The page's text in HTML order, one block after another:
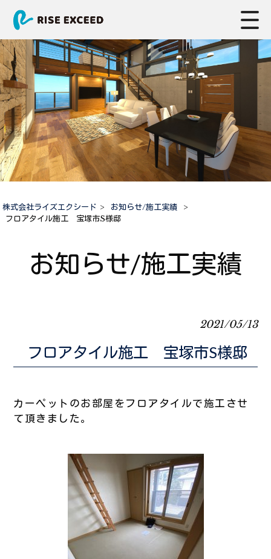
株式会社ライズエクシード > お知らせ/施工実績
>
フロアタイル施工 宝塚市S様邸
お知らせ/施工実績
2021/05/13
フロアタイル施工 宝塚市S様邸
カーペットのお部屋をフロアタイルで施工させ
て頂きました。